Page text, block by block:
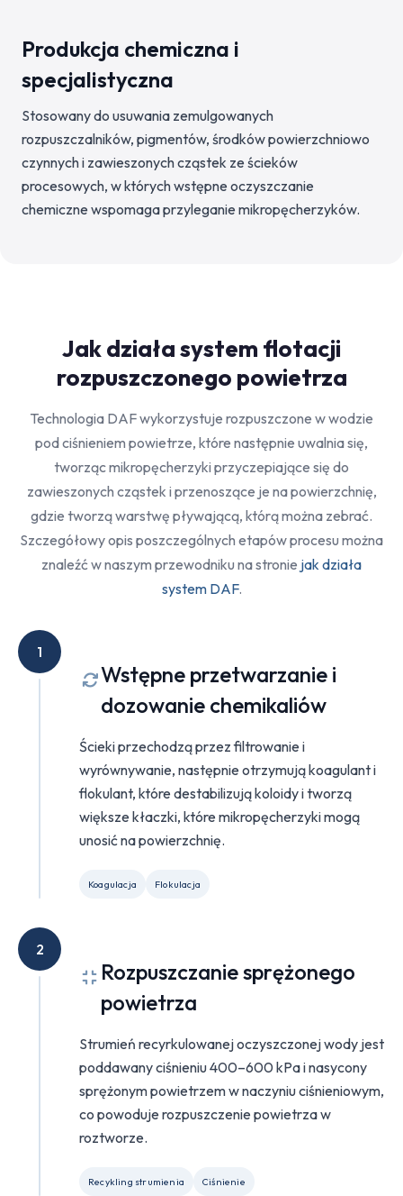
Produkcja chemiczna i
specjalistyczna
Stosowany do usuwania zemulgowanych
rozpuszczalników, pigmentów, środków powierzchniowo
czynnych i zawieszonych cząstek ze ścieków
procesowych, w których wstępne oczyszczanie
chemiczne wspomaga przyleganie mikropęcherzyków.
Jak działa system flotacji
rozpuszczonego powietrza
Technologia DAF wykorzystuje rozpuszczone w wodzie
pod ciśnieniem powietrze, które następnie uwalnia się,
tworząc mikropęcherzyki przyczepiające się do
zawieszonych cząstek i przenoszące je na powierzchnię,
gdzie tworzą warstwę pływającą, którą można zebrać.
Szczegółowy opis poszczególnych etapów procesu można
znaleźć w naszym przewodniku na stronie jak działa
system DAF.
1
Wstępne przetwarzanie i
dozowanie chemikaliów
Ścieki przechodzą przez filtrowanie i
wyrównywanie, następnie otrzymują koagulant i
flokulant, które destabilizują koloidy i tworzą
większe kłaczki, które mikropęcherzyki mogą
unosić na powierzchnię.
Koagulacja Flokulacja
2
Rozpuszczanie sprężonego
powietrza
Strumień recyrkulowanej oczyszczonej wody jest
poddawany ciśnieniu 400–600 kPa i nasycony
sprężonym powietrzem w naczyniu ciśnieniowym,
co powoduje rozpuszczenie powietrza w
roztworze.
Recykling strumienia Ciśnienie